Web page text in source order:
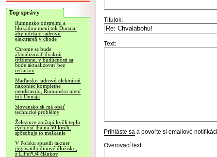
Top správy
Rumunsko odstrelmi a
blokádou mení tok Dunaja,
aby udržalo jadrovú
elektráreň v chode
Chrome sa bude
aktualizovať dvakrát
týždenne, v budúcnosti sa
bude aktualizovať bez
reštartov
Maďarsko jadrovú elektráreň
nakoniec kompletne
neodstavilo, Rumunsko mení
tok Dunaja
Slovensko.sk má opäť
technické problémy
Železnice znižujú kvôli teplu
rýchlosť iba na 50 km/h,
spôsobuje to meškanie
V Poľsku spustili takmer
gigawatthodinové úložisko,
z LiFePO4 článkov
Titulok:
Text:
Prihláste sa a povoľte si emailové
Overovací text: